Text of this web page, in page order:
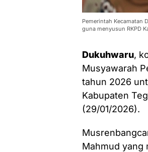
Pemerintah Kecamatan
guna menyusun RKPD
Dukuhwaru,
Musyawarah
tahun 2026
Kabupaten
(29/01/2026).
Mahmud yang